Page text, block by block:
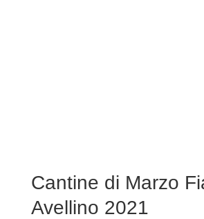
Cantine di Marzo
Avellino 2021